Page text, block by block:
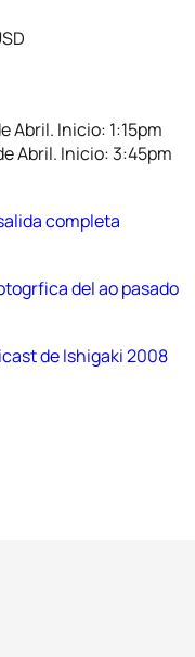
Abril. Inicio: 1:15pm
Abril. Inicio: 3:45pm
completa
del ao pasado
de Ishigaki 2008